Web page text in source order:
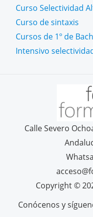
Curso Selectividad
Curso de sintaxis
Cursos de 1º de
Intensivo
Calle Severo
Copyright ©
Conócenos y